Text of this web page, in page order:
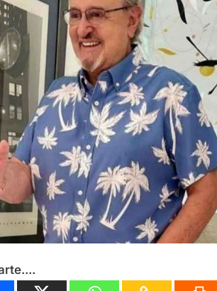
Agosto 5, 2026
Nuevos actos de
Agosto 5, 2026